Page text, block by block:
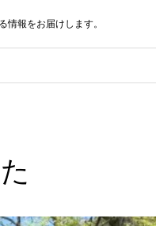
情報をお届けします。